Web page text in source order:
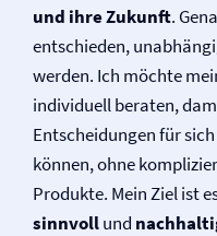
und ihre Zukunft.
entschieden,
werden. Ich möchte
individuell beraten,
Entscheidungen für
können, ohne
Produkte. Mein Ziel ist
sinnvollund